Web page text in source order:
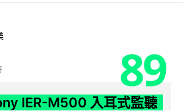
89
IER-M500 入耳式監聽